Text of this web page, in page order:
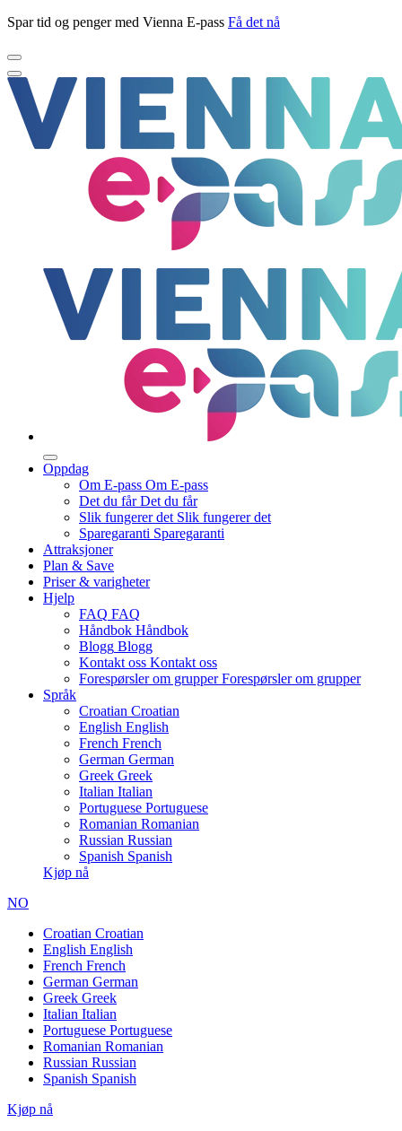
Spar tid og penger med Vienna E-pass Få det nå
Oppdag
Om E-pass Om E-pass
Det du får Det du får
Slik fungerer det Slik fungerer det
Sparegaranti Sparegaranti
Attraksjoner
Plan & Save
Priser & varigheter
Hjelp
FAQ FAQ
Håndbok Håndbok
Blogg Blogg
Kontakt oss Kontakt oss
Forespørsler om grupper Forespørsler om grupper
Språk
Croatian Croatian
English English
French French
German German
Greek Greek
Italian Italian
Portuguese Portuguese
Romanian Romanian
Russian Russian
Spanish Spanish
Kjøp nå
NO
Croatian Croatian
English English
French French
German German
Greek Greek
Italian Italian
Portuguese Portuguese
Romanian Romanian
Russian Russian
Spanish Spanish
Kjøp nå